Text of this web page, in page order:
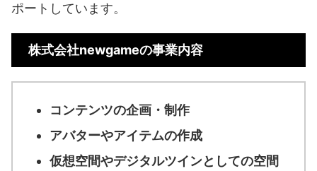
ポートしています。
株式会社newgameの事業内容
コンテンツの企画・制作
アバターやアイテムの作成
仮想空間やデジタルツインとしての空間